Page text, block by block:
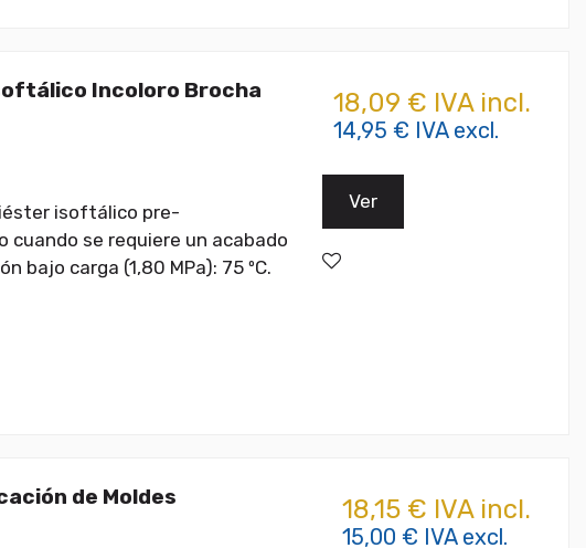
Incoloro Brocha
isoftálico pre-
cuando se requiere un acabado
bajo carga (1,80 MPa): 75 ºC.
18,09 € IVA incl.
14,95 € IVA excl.
Ver
de Moldes 18,15 € IVA incl.
15,00 € IVA excl.